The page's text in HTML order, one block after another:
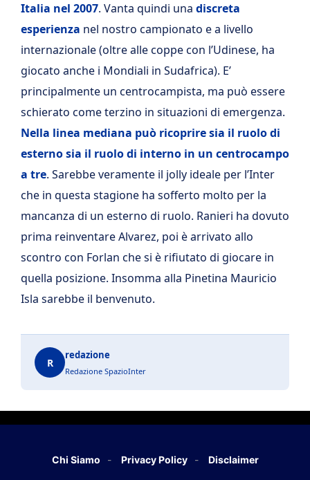
Italia nel 2007. Vanta quindi una discreta
esperienza nel nostro campionato e a livello
internazionale (oltre alle coppe con l’Udinese, ha
giocato anche i Mondiali in Sudafrica). E’
principalmente un centrocampista, ma può essere
schierato come terzino in situazioni di emergenza.
Nella linea mediana può ricoprire sia il ruolo di
esterno sia il ruolo di interno in un centrocampo
a tre. Sarebbe veramente il jolly ideale per l’Inter
che in questa stagione ha sofferto molto per la
mancanza di un esterno di ruolo. Ranieri ha dovuto
prima reinventare Alvarez, poi è arrivato allo
scontro con Forlan che si è rifiutato di giocare in
quella posizione. Insomma alla Pinetina Mauricio
Isla sarebbe il benvenuto.
R
redazione
Redazione SpazioInter
Chi Siamo Privacy Policy Disclaimer